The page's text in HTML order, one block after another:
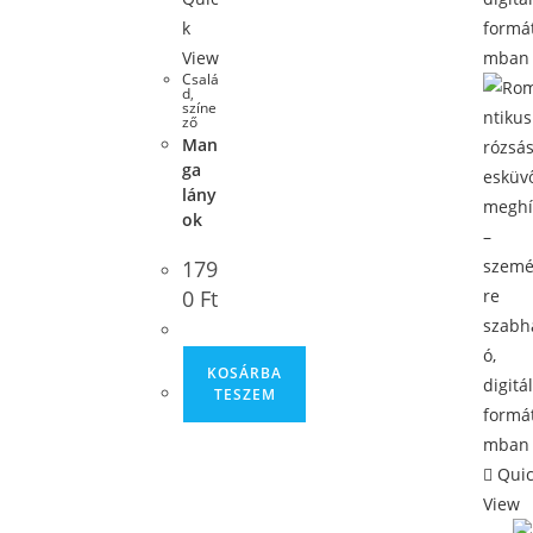
k
View
Csalá
d,
színe
ző
Man
ga
lány
ok
179
0 Ft
KOSÁRBA
TESZEM
View